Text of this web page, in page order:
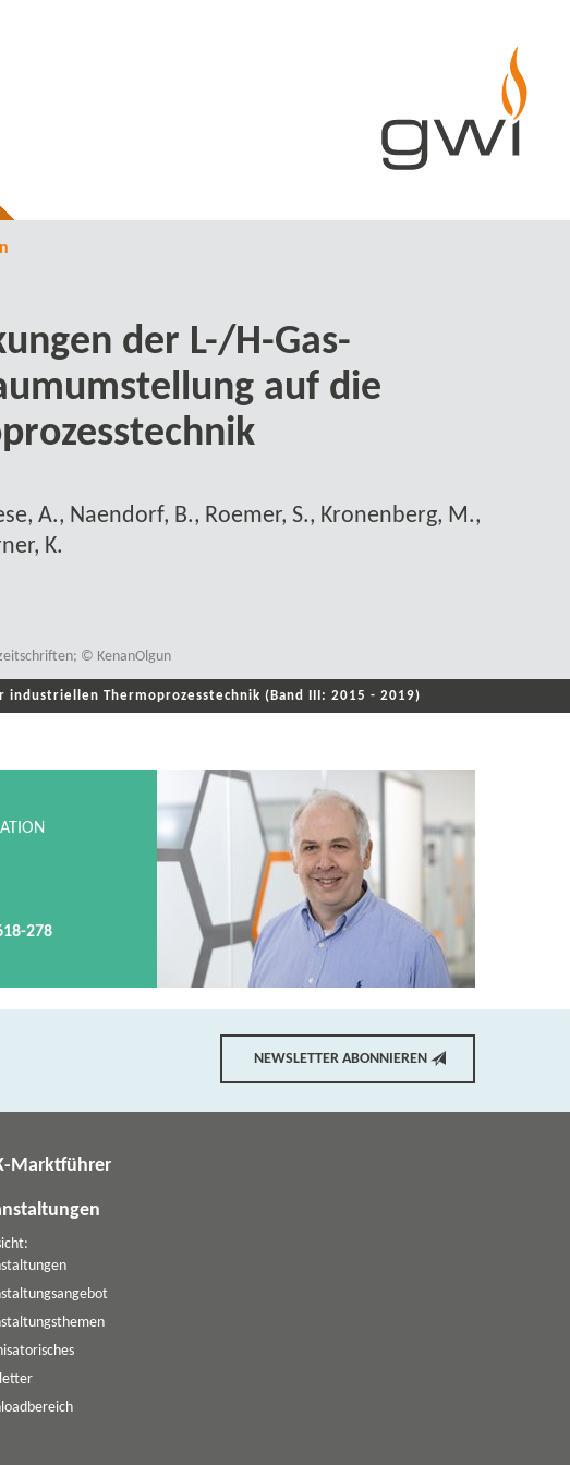
der L-/H-​Gas-
auf die
A., Naendorf, B., Roemer, S., Kronenberg, M.,
K.
© KenanOlgun
industriellen Thermoprozesstechnik (Band III: 2015 - 2019)
278
NEWSLETTER ABONNIEREN
Marktführer